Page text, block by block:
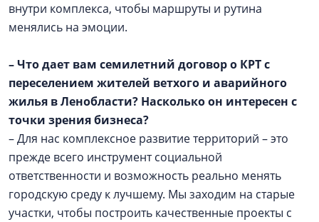
внутри комплекса, чтобы маршруты и рутина
менялись на эмоции.
– Что дает вам семилетний договор о КРТ с
переселением жителей ветхого и аварийного
жилья в Ленобласти? Насколько он интересен с
точки зрения бизнеса?
– Для нас комплексное развитие территорий – это
прежде всего инструмент социальной
ответственности и возможность реально менять
городскую среду к лучшему. Мы заходим на старые
участки, чтобы построить качественные проекты с